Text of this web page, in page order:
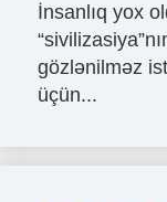
İnsanlıq yox
gözlənilməz
üçün...